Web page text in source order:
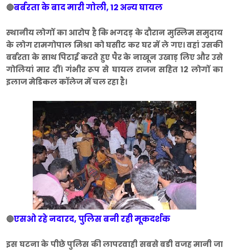
🔴बर्बरता के बाद मारी गोली, 12 अन्य घायल
स्थानीय लोगों का आरोप है कि भगदड़ के दौरान मुस्लिम समुदाय
के लोग रामगोपाल मिश्रा को घसीट कर घर में ले गए। वहां उसकी
बर्बरता के साथ पिटाई करते हुए पैर के नाखून उखाड़ लिए और उसे
गोलियां मार दीं। गंभीर रूप से घायल राजन सहित 12 लोगों का
इलाज मेडिकल कॉलेज में चल रहा है।
🔴एसओ रहे नदारद, पुलिस बनी रही मूकदर्शक
इस घटना के पीछे पुलिस की लापरवाही सबसे बडी वजह मानी जा